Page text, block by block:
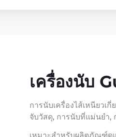
เครื่องนับ
การนับเครื่องไส้เหนียวเ
จับวัสดุ, การนับที่แม่นยำ,